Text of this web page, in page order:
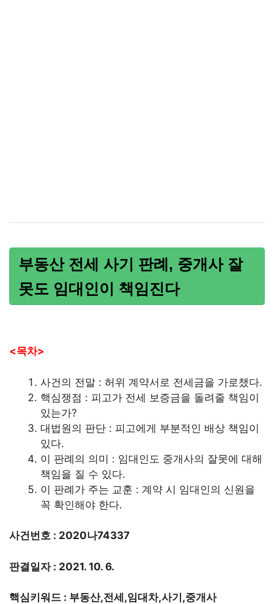
부동산 전세 사기 판례, 중개사 잘
못도 임대인이 책임진다
<목차>
사건의 전말 : 허위 계약서로 전세금을 가로챘다.
핵심쟁점 : 피고가 전세 보증금을 돌려줄 책임이
있는가?
대법원의 판단 : 피고에게 부분적인 배상 책임이
있다.
이 판례의 의미 : 임대인도 중개사의 잘못에 대해
책임을 질 수 있다.
이 판례가 주는 교훈 : 계약 시 임대인의 신원을
꼭 확인해야 한다.
사건번호 : 2020나74337
판결일자 : 2021. 10. 6.
핵심키워드 : 부동산,전세,임대차,사기,중개사